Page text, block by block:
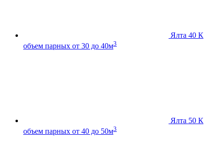
Ялта 40 К
объем парных от 30 до 40м3
Ялта 50 К
объем парных от 40 до 50м3